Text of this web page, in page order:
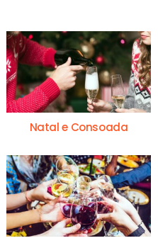
Natal e Consoada